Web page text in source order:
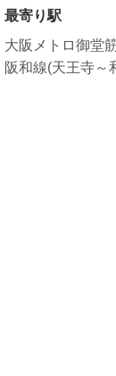
最寄り駅
大阪メトロ御堂
阪和線(天王寺～